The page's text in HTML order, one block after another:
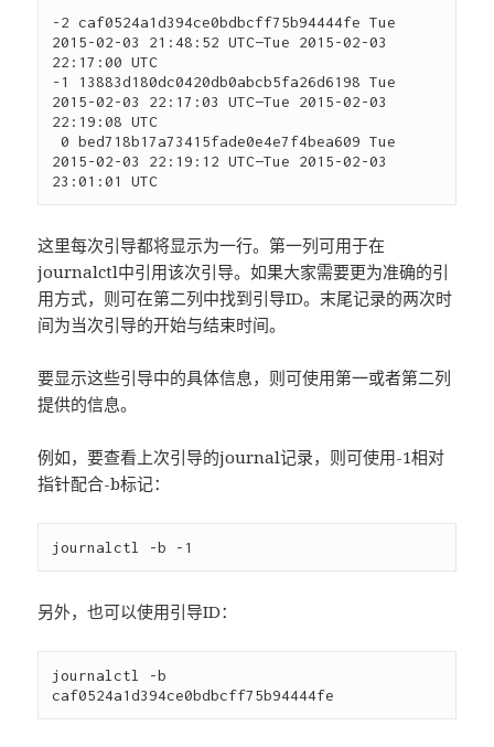
-2 caf0524a1d394ce0bdbcff75b94444fe Tue
2015-02-03 21:48:52 UTC—Tue 2015-02-03
22:17:00 UTC
-1 13883d180dc0420db0abcb5fa26d6198 Tue
2015-02-03 22:17:03 UTC—Tue 2015-02-03
22:19:08 UTC
0 bed718b17a73415fade0e4e7f4bea609 Tue
2015-02-03 22:19:12 UTC—Tue 2015-02-03
这里每次引导都将显示为一行。第一列可用于在
journalctl中引用该次引导。如果大家需要更为准确的引
用方式，则可在第二列中找到引导ID。末尾记录的两次时
间为当次引导的开始与结束时间。
要显示这些引导中的具体信息，则可使用第一或者第二列
提供的信息。
例如，要查看上次引导的journal记录，则可使用-1相对
指针配合-b标记：
另外，也可以使用引导ID：
journalctl -b